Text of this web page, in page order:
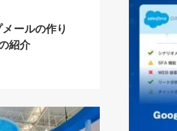
ールの作り
紹介